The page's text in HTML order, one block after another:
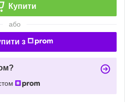
Купити
або
з